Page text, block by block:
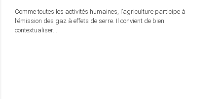
Comme toutes les activités humaines, l’agriculture participe à
l’émission des gaz à effets de serre. Il convient de bien
contextualiser…